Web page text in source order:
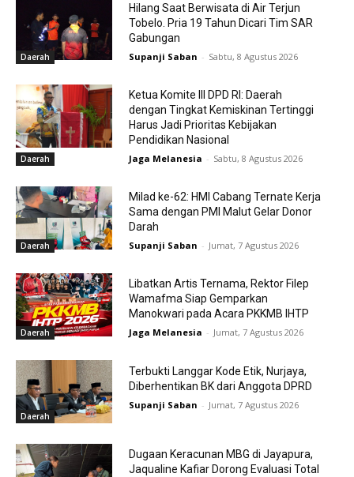
Daerah
Hilang Saat Berwisata di Air Terjun
Tobelo. Pria 19 Tahun Dicari Tim SAR
Gabungan
Supanji Saban - Sabtu, 8 Agustus 2026
Daerah
Ketua Komite III DPD RI: Daerah
dengan Tingkat Kemiskinan Tertinggi
Harus Jadi Prioritas Kebijakan
Pendidikan Nasional
Jaga Melanesia - Sabtu, 8 Agustus 2026
Daerah
Milad ke-62: HMI Cabang Ternate Kerja
Sama dengan PMI Malut Gelar Donor
Darah
Supanji Saban - Jumat, 7 Agustus 2026
Daerah
Libatkan Artis Ternama, Rektor Filep
Wamafma Siap Gemparkan
Manokwari pada Acara PKKMB IHTP
Jaga Melanesia - Jumat, 7 Agustus 2026
Daerah
Terbukti Langgar Kode Etik, Nurjaya,
Diberhentikan BK dari Anggota DPRD
Supanji Saban - Jumat, 7 Agustus 2026
Dugaan Keracunan MBG di Jayapura,
Jaqualine Kafiar Dorong Evaluasi Total